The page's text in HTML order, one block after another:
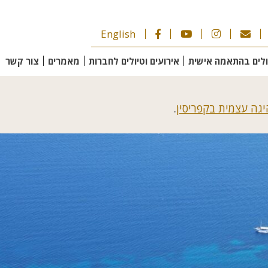
English
בהתאמה אישית אירועים וטיולים לחברות מאמרים צור קשר
עצמית בקפריסין.